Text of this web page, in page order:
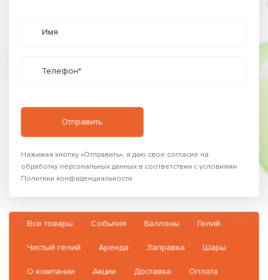
Имя
Телефон*
Нажимая кнопку «Отправить», я даю свое согласие на
обработку персональных данных в соответствии с условиями
Политики конфиденциальности
Все товары События Баллоны Гелий
Чистый гелий Аренда Заправка Шары
О компании Акции Доставка Оплата